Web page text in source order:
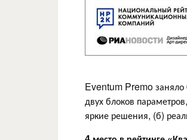
Eventum Premo заняло
двух блоков
яркие решения, (б)